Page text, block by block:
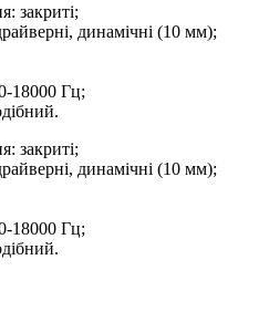
закриті;
динамічні (10 мм);
18000 Гц;
закриті;
динамічні (10 мм);
18000 Гц;